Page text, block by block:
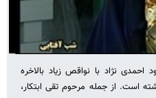
احمدی نژاد با نواقص زیاد بالاخره
است. از جمله مرحوم تقی ابتکار،